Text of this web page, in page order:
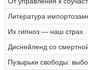
Литература
Их гипноз — наш страх
Диснейленд со
Пузырьки свободы: